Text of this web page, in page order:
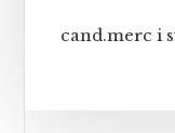
cand.merc i